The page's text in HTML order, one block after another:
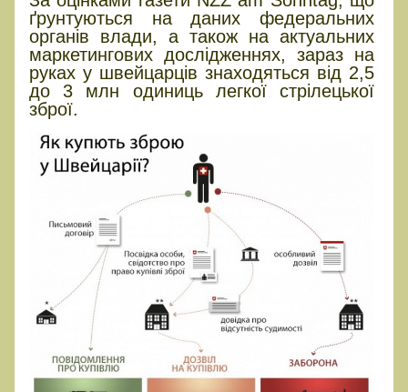
ґрунтуються на даних федеральних
органів влади, а також на актуальних
маркетингових дослідженнях, зараз на
руках у швейцарців знаходяться від 2,5
до 3 млн одиниць легкої стрілецької
зброї.